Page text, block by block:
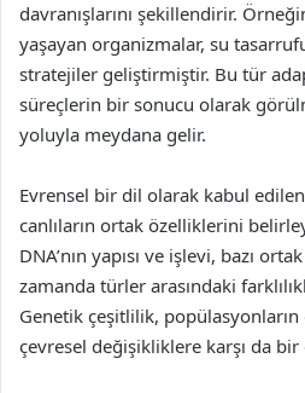
davranışlarını şekillendirir.
yaşayan organizmalar, su
stratejiler geliştirmiştir. Bu tür
süreçlerin bir sonucu olarak
yoluyla meydana gelir.
Evrensel bir dil olarak kabul
canlıların ortak özelliklerini
DNA’nın yapısı ve işlevi, bazı
zamanda türler arasındaki
Genetik çeşitlilik, popülasyonların
çevresel değişikliklere karşı da bir